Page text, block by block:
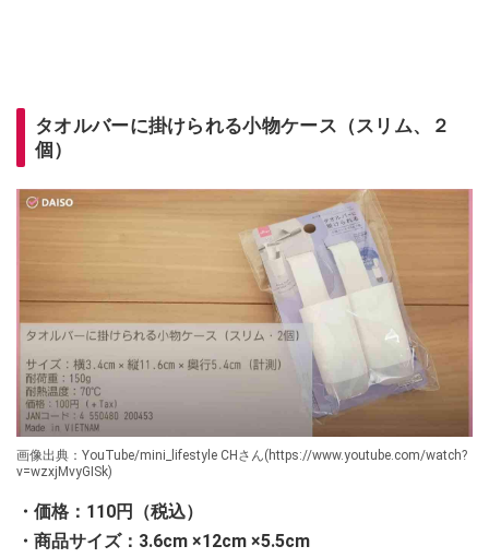
タオルバーに掛けられる小物ケース（スリム、２
個）
画像出典：YouTube/mini_lifestyle CHさん(https://www.youtube.com/watch?
v=wzxjMvyGISk)
・価格：110円（税込）
・商品サイズ：3.6cm ×12cm ×5.5cm